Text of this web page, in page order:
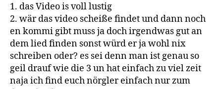
1. das Video is voll lustig
2. wär das video scheiße findet und dann noch
en kommi gibt muss ja doch irgendwas gut an
dem lied finden sonst würd er ja wohl nix
schreiben oder? es sei denn man ist genau so
geil drauf wie die 3 un hat einfach zu viel zeit
naja ich find euch nörgler einfach nur zum